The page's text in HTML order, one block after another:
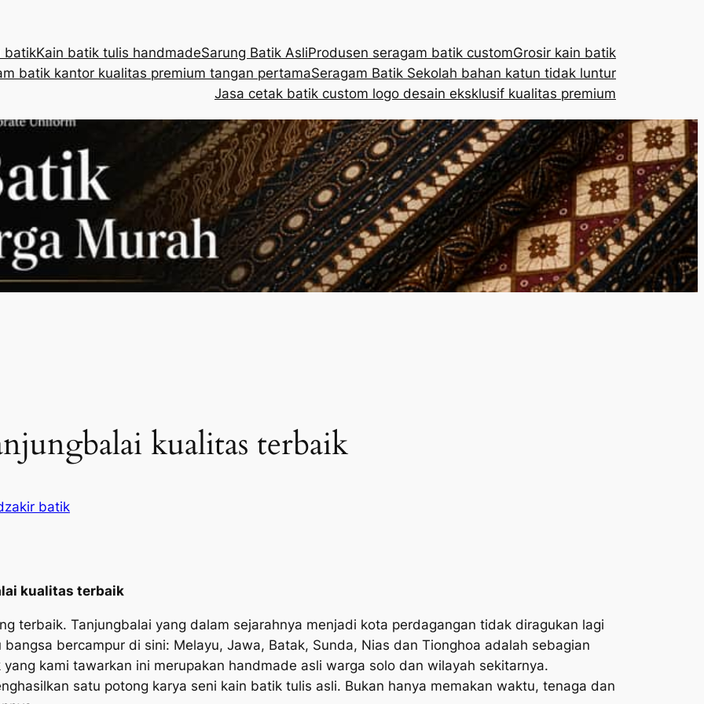
batikKain batik tulis handmadeSarung Batik AsliProdusen seragam batik customGrosir kain batik
batik kantor kualitas premium tangan pertamaSeragam Batik Sekolah bahan katun tidak luntur
Jasa cetak batik custom logo desain eksklusif kualitas premium
kualitas terbaik
batik
kualitas terbaik
terbaik. Tanjungbalai yang dalam sejarahnya menjadi kota perdagangan tidak diragukan lagi
bercampur di sini: Melayu, Jawa, Batak, Sunda, Nias dan Tionghoa adalah sebagian
kami tawarkan ini merupakan handmade asli warga solo dan wilayah sekitarnya.
satu potong karya seni kain batik tulis asli. Bukan hanya memakan waktu, tenaga dan